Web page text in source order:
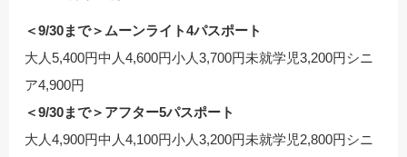
＜9/30まで＞ムーンライト4パスポート
大人5,400円中人4,600円小人3,700円未就学児3,200円シニ
ア4,900円
＜9/30まで＞アフター5パスポート
大人4,900円中人4,100円小人3,200円未就学児2,800円シニ